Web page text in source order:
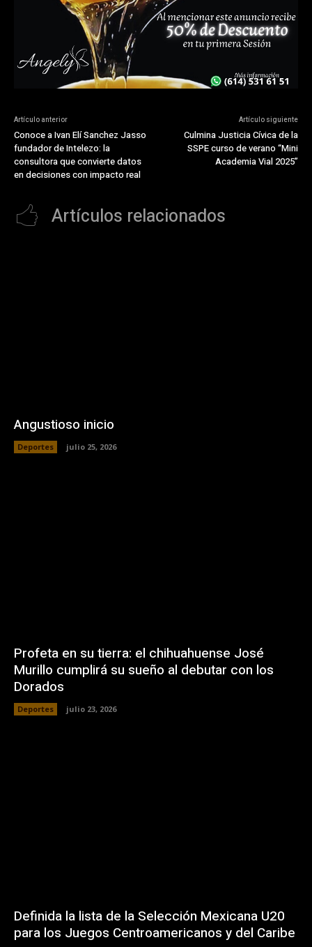
Artículo anterior
Conoce a Ivan Elí Sanchez Jasso
fundador de Intelezo: la
consultora que convierte datos
en decisiones con impacto real
Artículo siguiente
Culmina Justicia Cívica de la
SSPE curso de verano “Mini
Academia Vial 2025”
Artículos relacionados
Angustioso inicio
Deportes julio 25, 2026
Profeta en su tierra: el chihuahuense José
Murillo cumplirá su sueño al debutar con los
Dorados
Deportes julio 23, 2026
Definida la lista de la Selección Mexicana U20
para los Juegos Centroamericanos y del Caribe